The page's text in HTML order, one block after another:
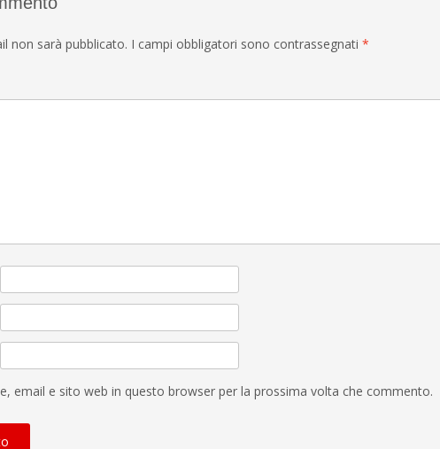
non sarà pubblicato. I campi obbligatori sono contrassegnati *
email e sito web in questo browser per la prossima volta che commento.